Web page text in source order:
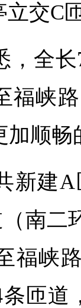
立交C
，全
福峡
加顺
新建
南二
福峡
匝道